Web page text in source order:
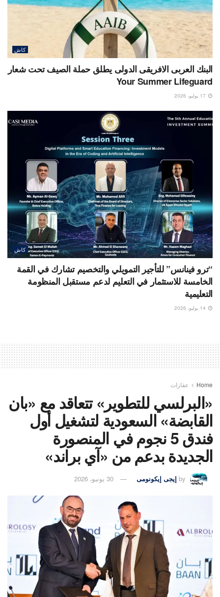
كاش
البنك العربى الافريقى الدولى يطلق حملة الصيف تحت شعار
Your Summer Lifeguard
كاش
“ترو فينانس” للتأجير التمويلي والتخصيم تشارك في القمة
الخامسة للاستثمار في التعليم لدعم مستقبل المنظومة
التعليمية
Home عقارات
«البرلسي للتطوير» تتعاقد مع «بان
القابضة» السعودية لتشغيل أول
فندق 5 نجوم في المنصورة
الجديدة بدعم من «آي براند»
by إيجى إيكونومى 30 يونيو، 2026